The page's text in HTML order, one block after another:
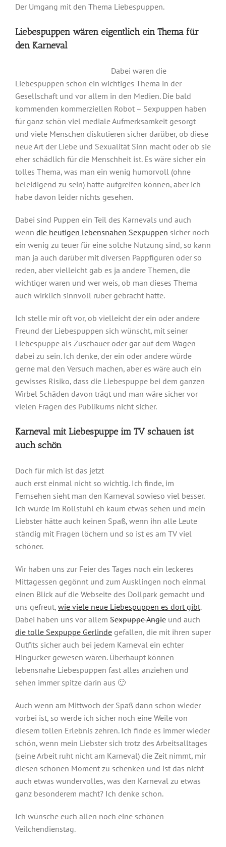
Der Umgang mit den Thema Liebespuppen.
Liebespuppen wären eigentlich ein Thema für
den Karneval
Dabei waren die
Liebespuppen schon ein wichtiges Thema in der
Gesellschaft und vor allem in den Medien. Die bald
kommenden kommerziellen Robot – Sexpuppen haben
für ganz schön viel mediale Aufmerksamkeit gesorgt
und viele Menschen diskutieren sicher darüber, ob diese
neue Art der Liebe und Sexualität Sinn macht oder ob sie
eher schädlich für die Menschheit ist. Es wäre sicher ein
tolles Thema, was man ein wenig humorvoll (ohne
beleidigend zu sein) hätte aufgreifen können, aber ich
habe davon leider nichts gesehen.
Dabei sind Puppen ein Teil des Karnevals und auch
wenn die heutigen lebensnahen Sexpuppen sicher noch
ein wenig zu teuer für eine solche Nutzung sind, so kann
man ja auch darüber mit diversen Pappfiguren oder so
reden, aber vielleicht gab es ja andere Themen, die
wichtiger waren und wer weis, ob man dieses Thema
auch wirklich sinnvoll rüber gebracht hätte.
Ich stelle mir oft vor, ob vielleicht der ein oder andere
Freund der Liebespuppen sich wünscht, mit seiner
Liebespuppe als Zuschauer oder gar auf dem Wagen
dabei zu sein. Ich denke, der ein oder andere würde
gerne mal den Versuch machen, aber es wäre auch ein
gewisses Risiko, dass die Liebespuppe bei dem ganzen
Wirbel Schäden davon trägt und man wäre sicher vor
vielen Fragen des Publikums nicht sicher.
Karneval mit Liebespuppe im TV schauen ist
auch schön
Doch für mich ist das jetzt
auch erst einmal nicht so wichtig. Ich finde, im
Fernsehen sieht man den Karneval sowieso viel besser.
Ich würde im Rollstuhl eh kaum etwas sehen und mein
Liebster hätte auch keinen Spaß, wenn ihn alle Leute
ständig mit Fragen löchern und so ist es am TV viel
schöner.
Wir haben uns zur Feier des Tages noch ein leckeres
Mittagessen gegönnt und zum Ausklingen noch einmal
einen Blick auf die Webseite des Dollpark gemacht und
uns gefreut, wie viele neue Liebespuppen es dort gibt.
Dabei haben uns vor allem Sexpuppe Angie und auch
die tolle Sexpuppe Gerlinde gefallen, die mit ihren super
Outfits sicher auch bei jedem Karneval ein echter
Hingucker gewesen wären. Überhaupt können
lebensnahe Liebespuppen fast alles anziehen und
sehen immer spitze darin aus 🙂
Auch wenn am Mittwoch der Spaß dann schon wieder
vorbei ist, so werde ich sicher noch eine Weile von
diesem tollen Erlebnis zehren. Ich finde es immer wieder
schön, wenn mein Liebster sich trotz des Arbeitsalltages
(seine Arbeit ruht nicht am Karneval) die Zeit nimmt, mir
diesen schönen Moment zu schenken und ist das nicht
auch etwas wundervolles, was den Karneval zu etwas
ganz besonderem macht? Ich denke schon.
Ich wünsche euch allen noch eine schönen
Veilchendienstag.